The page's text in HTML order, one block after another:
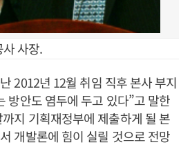
사장.
2012년 12월 취임 직후 본사 부지
방안도 염두에 두고 있다”고 말한
지 기획재정부에 제출하게 될 본
개발론에 힘이 실릴 것으로 전망